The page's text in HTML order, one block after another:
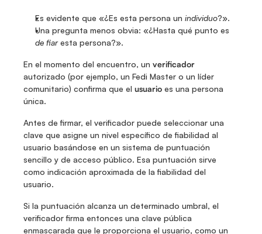
Es evidente que «¿Es esta persona un individuo?».
de fiar esta persona?».
En el momento del encuentro, un verificador
autorizado (por ejemplo, un Fedi Master o un líder
comunitario) confirma que el usuario es una persona
única.
Antes de firmar, el verificador puede seleccionar una
clave que asigne un nivel específico de fiabilidad al
usuario basándose en un sistema de puntuación
sencillo y de acceso público. Esa puntuación sirve
como indicación aproximada de la fiabilidad del
usuario.
Si la puntuación alcanza un determinado umbral, el
verificador firma entonces una clave pública